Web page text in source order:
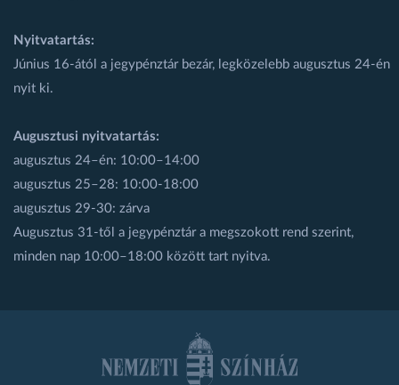
Nyitvatartás:
Június 16-ától a jegypénztár bezár, legközelebb augusztus 24-én
nyit ki.
Augusztusi nyitvatartás:
augusztus 24–én: 10:00–14:00
augusztus 25–28: 10:00-18:00
augusztus 29-30: zárva
Augusztus 31-től a jegypénztár a megszokott rend szerint,
minden nap 10:00–18:00 között tart nyitva.